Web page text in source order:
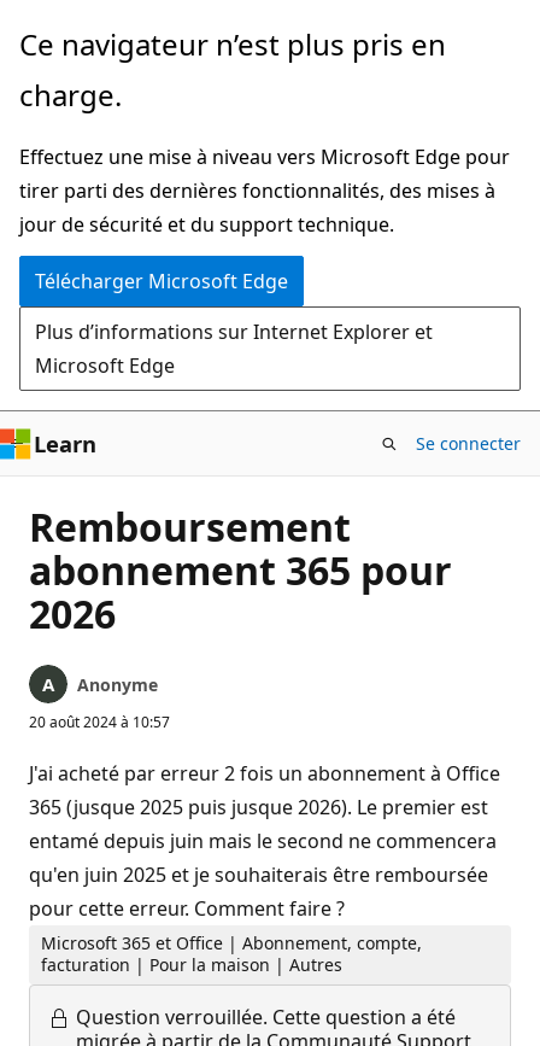
Passer
directement
au
principal
Ce navigateur n’est plus pris en
charge.
Effectuez une mise à niveau vers Microsoft Edge pour
tirer parti des dernières fonctionnalités, des mises à
jour de sécurité et du support technique.
Télécharger Microsoft Edge
Plus d’informations sur Internet Explorer et
Microsoft Edge
Learn Se connecter
Remboursement
abonnement 365 pour
2026
Anonyme
20 août 2024 à 10:57
J'ai acheté par erreur 2 fois un abonnement à Office
365 (jusque 2025 puis jusque 2026). Le premier est
entamé depuis juin mais le second ne commencera
qu'en juin 2025 et je souhaiterais être remboursée
pour cette erreur. Comment faire ?
Microsoft 365 et Office | Abonnement, compte,
facturation | Pour la maison | Autres
Question verrouillée. Cette question a été
migrée à partir de la Communauté Support